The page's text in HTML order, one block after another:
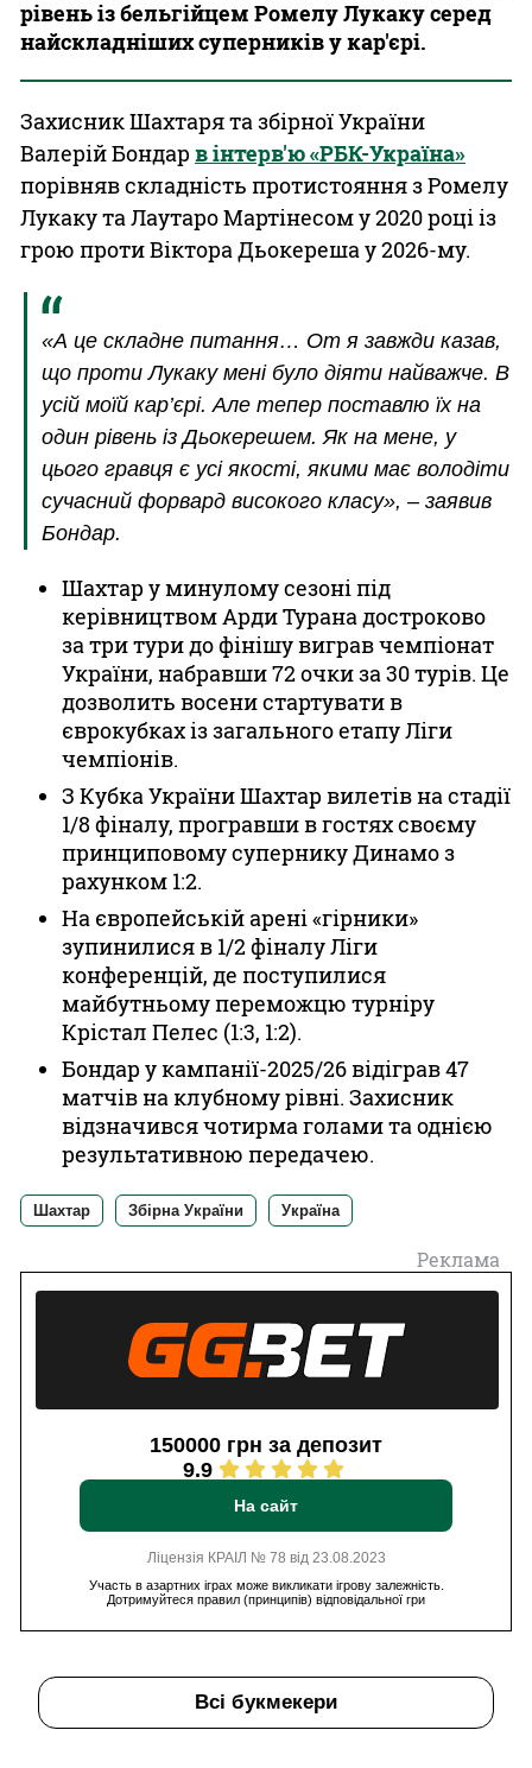
рівень із бельгійцем Ромелу Лукаку серед
найскладніших суперників у кар'єрі.
Захисник Шахтаря та збірної України
Валерій Бондар в інтерв'ю «РБК-Україна»
порівняв складність протистояння з Ромелу
Лукаку та Лаутаро Мартінесом у 2020 році із
грою проти Віктора Дьокереша у 2026-му.
«А це складне питання… От я завжди казав,
що проти Лукаку мені було діяти найважче. В
усій моїй кар’єрі. Але тепер поставлю їх на
один рівень із Дьокерешем. Як на мене, у
цього гравця є усі якості, якими має володіти
сучасний форвард високого класу», – заявив
Бондар.
Шахтар у минулому сезоні під
керівництвом Арди Турана достроково
за три тури до фінішу виграв чемпіонат
України, набравши 72 очки за 30 турів. Це
дозволить восени стартувати в
єврокубках із загального етапу Ліги
чемпіонів.
З Кубка України Шахтар вилетів на стадії
1/8 фіналу, програвши в гостях своєму
принциповому супернику Динамо з
рахунком 1:2.
На європейській арені «гірники»
зупинилися в 1/2 фіналу Ліги
конференцій, де поступилися
майбутньому переможцю турніру
Крістал Пелес (1:3, 1:2).
Бондар у кампанії-2025/26 відіграв 47
матчів на клубному рівні. Захисник
відзначився чотирма голами та однією
результативною передачею.
Шахтар Збірна України Україна
Реклама
150000 грн за депозит
9.9
На сайт
Ліцензія КРАІЛ № 78 від 23.08.2023
Участь в азартних іграх може викликати ігрову залежність.
Дотримуйтеся правил (принципів) відповідальної гри
Всі букмекери